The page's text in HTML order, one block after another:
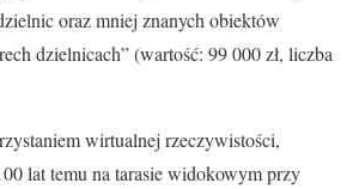
oraz mniej znanych obiektów
dzielnicach” (wartość: 99 000 zł, liczba
wirtualnej rzeczywistości,
lat temu na tarasie widokowym przy